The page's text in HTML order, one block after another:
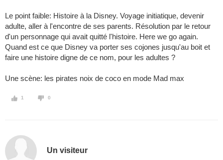
Le point faible: Histoire à la Disney. Voyage initiatique, devenir
adulte, aller à l'encontre de ses parents. Résolution par le retour
d'un personnage qui avait quitté l'histoire. Here we go again.
Quand est ce que Disney va porter ses cojones jusqu'au boit et
faire une histoire digne de ce nom, pour les adultes ?
Une scène: les pirates noix de coco en mode Mad max
1 0
Un visiteur